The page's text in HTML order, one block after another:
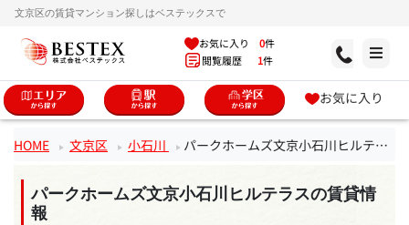
文京区の賃貸マンション探しはベステックスで
お気に入り 0件
閲覧履歴 1件
お気に入り
HOME 文京区 小石川 パークホームズ文京小石川ヒルテラス
パークホームズ文京小石川ヒルテラスの賃貸情
報